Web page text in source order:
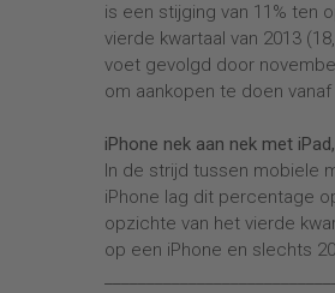
is een stijging van 11% ten
vierde kwartaal van 2013
voet gevolgd door
om aankopen te doen
iPhone nek aan nek met
In de strijd tussen mobiele
iPhone lag dit percentage
opzichte van het vierde
op een iPhone en slechts